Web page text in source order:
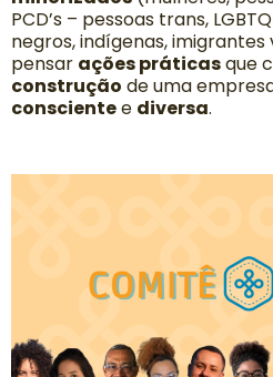
PCD’s – pessoas trans,
negros, indígenas,
pensar ações práticasque
construção de uma
conscientee diversa.